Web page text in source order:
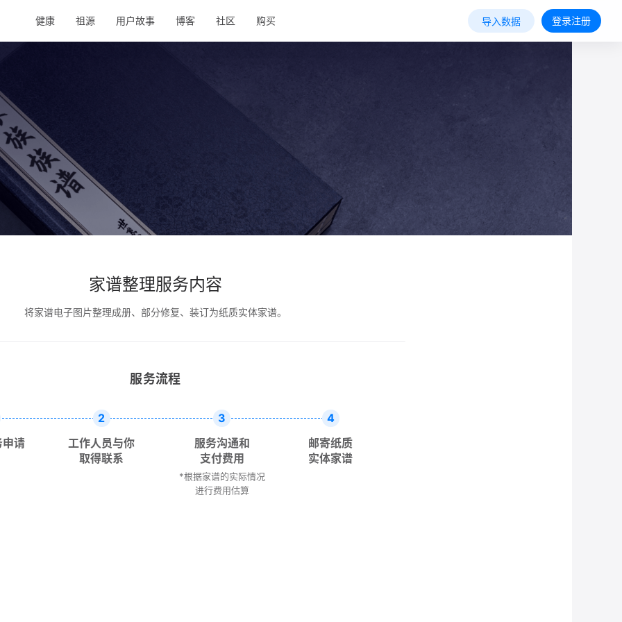
健康 祖源 用户故事 博客 社区 购买 导入数据 登录注册
家谱整理服务内容
将家谱电子图片整理成册、部分修复、装订为纸质实体家谱。
服务流程
申请
2
工作人员与你
取得联系
3
服务沟通和
支付费用
*根据家谱的实际情况
进行费用估算
4
邮寄纸质
实体家谱